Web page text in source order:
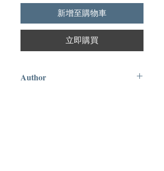
新增至購物車
立即購買
Author